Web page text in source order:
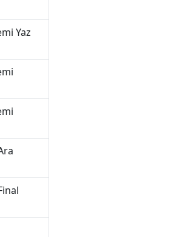
Yaz